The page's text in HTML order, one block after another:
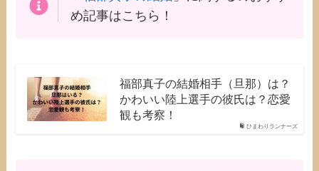
め記事はこちら！
ひまわりランナーズ
福部真子の結婚相手（旦那）は？
かわいい陸上選手の彼氏は？恋愛
観も考察！